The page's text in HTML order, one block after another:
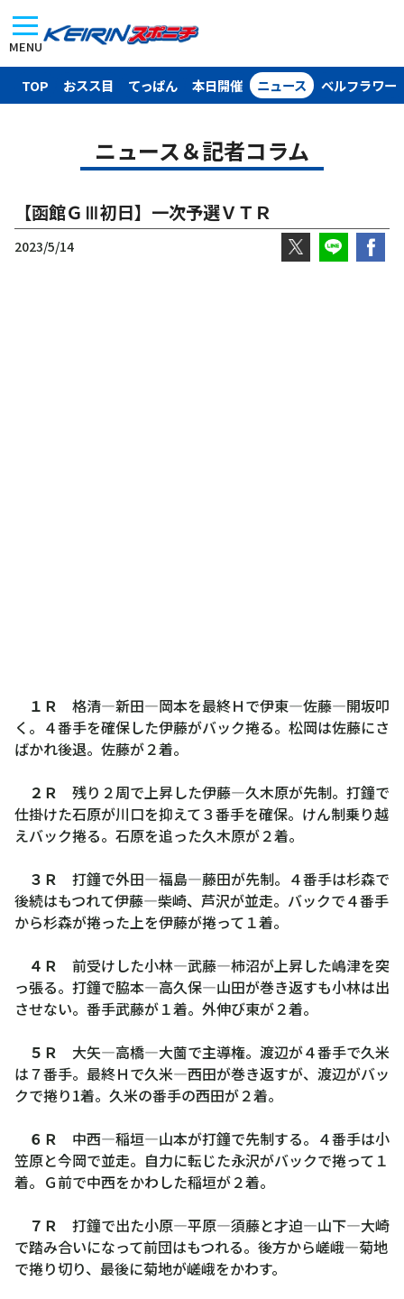
MENU
TOP おスス目 てっぱん 本日開催 ニュース ベルフラワー
ニュース＆記者コラム
【函館ＧⅢ初日】一次予選ＶＴＲ
2023/5/14
１Ｒ
格清―新田―岡本を最終Ｈで伊東―佐藤―開坂叩
く。４番手を確保した伊藤がバック捲る。松岡は佐藤にさ
ばかれ後退。佐藤が２着。
２Ｒ
残り２周で上昇した伊藤―久木原が先制。打鐘で
仕掛けた石原が川口を抑えて３番手を確保。けん制乗り越
えバック捲る。石原を追った久木原が２着。
３Ｒ
打鐘で外田―福島―藤田が先制。４番手は杉森で
後続はもつれて伊藤―柴崎、芦沢が並走。バックで４番手
から杉森が捲った上を伊藤が捲って１着。
４Ｒ
前受けした小林―武藤―柿沼が上昇した嶋津を突
っ張る。打鐘で脇本―高久保―山田が巻き返すも小林は出
させない。番手武藤が１着。外伸び東が２着。
５Ｒ
大矢―高橋―大薗で主導権。渡辺が４番手で久米
は７番手。最終Ｈで久米―西田が巻き返すが、渡辺がバッ
クで捲り1着。久米の番手の西田が２着。
６Ｒ 中西―稲垣―山本が打鐘で先制する。４番手は小
笠原と今岡で並走。自力に転じた永沢がバックで捲って１
着。Ｇ前で中西をかわした稲垣が２着。
７Ｒ 打鐘で出た小原―平原―須藤と才迫―山下―大崎
で踏み合いになって前団はもつれる。後方から嵯峨―菊地
で捲り切り、最後に菊地が嵯峨をかわす。